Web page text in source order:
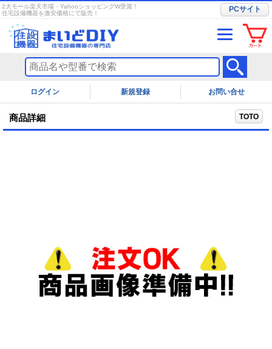
2大モール楽天市場・YahooショッピングW受賞！
住宅設備機器を激安価格にて販売！
PCサイト
ログイン お問い合せ
商品詳細 TOTO